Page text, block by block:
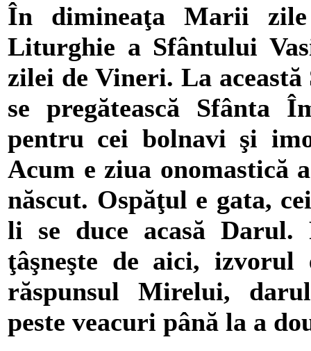
În dimineaţa Marii zile
Liturghie a Sfântului
zilei de Vineri. La
se pregătească Sfânta
pentru cei bolnavi şi
Acum e ziua onomastică
născut. Ospăţul e gata,
li se duce acasă Darul.
ţâşneşte de aici,
răspunsul Mirelui,
peste veacuri până la a